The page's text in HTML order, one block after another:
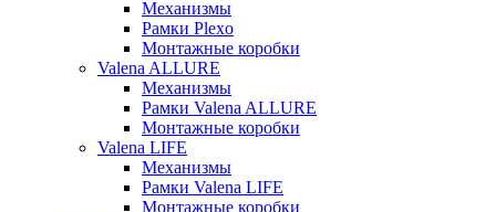
Механизмы
Рамки Plexo
Монтажные коробки
Valena ALLURE
Механизмы
Рамки Valena ALLURE
Монтажные коробки
Valena LIFE
Механизмы
Рамки Valena LIFE
Монтажные коробки